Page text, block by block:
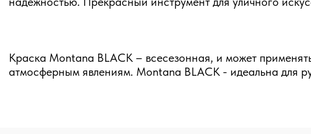
Краска Montana BLACK – всесезонная, и может
атмосферным явлениям. Montana BLACK - идеальна для